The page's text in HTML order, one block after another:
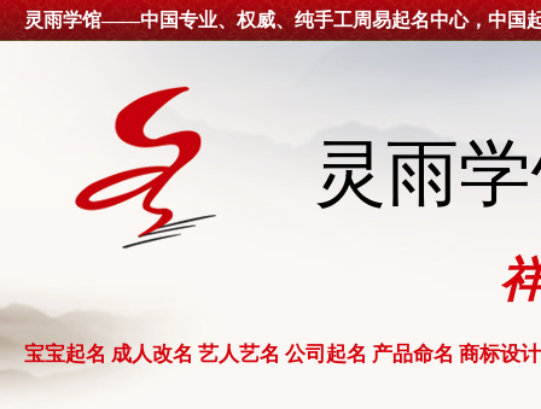
灵雨学馆——中国专业、权威、纯手工周易起名中心，中国
灵雨
宝宝起名 成人改名 艺人艺名 公司起名 产品命名 商标设计